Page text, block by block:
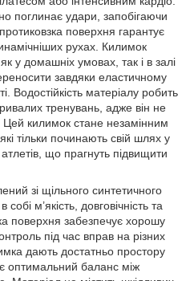
поглинає удари, запобігаючи
поверхня гарантує
рухах. Килимок
у домашніх умовах, так і в залі
завдяки еластичному
Водостійкість матеріалу робить
тренувань, адже він не
Цей килимок стане незамінним
тільки починають свій шлях у
що прагнуть підвищити
зі щільного синтетичного
м’якість, довговічність та
поверхня забезпечує хорошу
під час вправ на різних
дають достатньо простору
оптимальний баланс між